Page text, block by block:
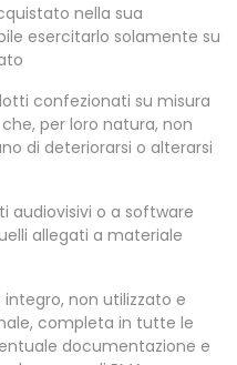
nella sua
esercitarlo solamente su
confezionati su misura
per loro natura, non
di deteriorarsi o alterarsi
audiovisivi o a software
allegati a materiale
non utilizzato e
completa in tutte le
documentazione e